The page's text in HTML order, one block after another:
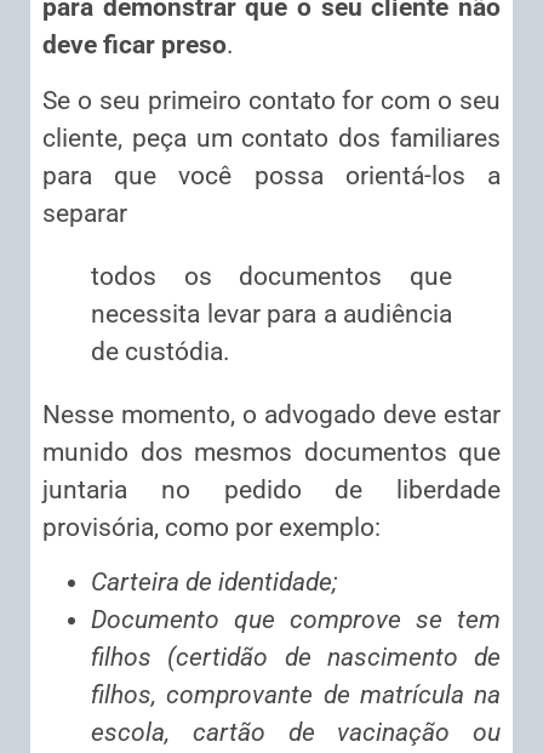
para demonstrar que o seu cliente não
deve ficar preso.
Se o seu primeiro contato for com o seu
cliente, peça um contato dos familiares
para que você possa orientá-los a
separar
todos os documentos que
necessita levar para a audiência
de custódia.
Nesse momento, o advogado deve estar
munido dos mesmos documentos que
juntaria no pedido de liberdade
provisória, como por exemplo:
Carteira de identidade;
Documento que comprove se tem
filhos (certidão de nascimento de
filhos, comprovante de matrícula na
escola, cartão de vacinação ou